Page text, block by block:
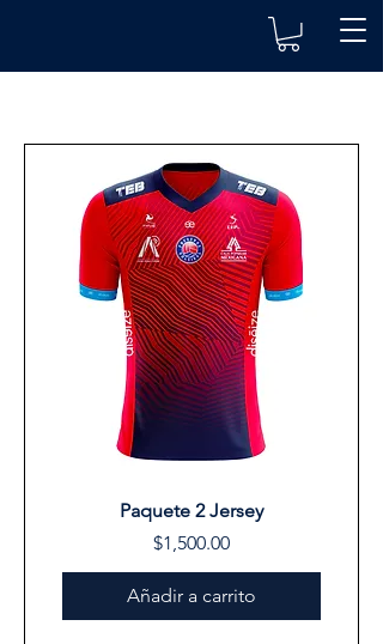
Paquete 2 Jersey
Precio
$1,500.00
Añadir a carrito